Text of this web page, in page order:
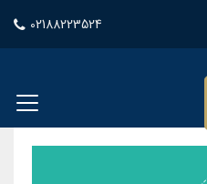
02188223524